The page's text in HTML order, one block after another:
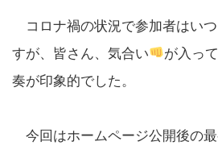
コロナ禍の状況で参加者はい
すが、皆さん、気合い
が入っ
奏が印象的でした。
今回はホームページ公開後の